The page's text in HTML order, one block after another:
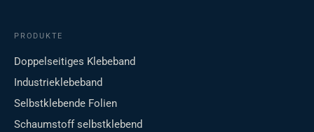
PRODUKTE
Doppelseitiges Klebeband
Industrieklebeband
Selbstklebende Folien
Schaumstoff selbstklebend